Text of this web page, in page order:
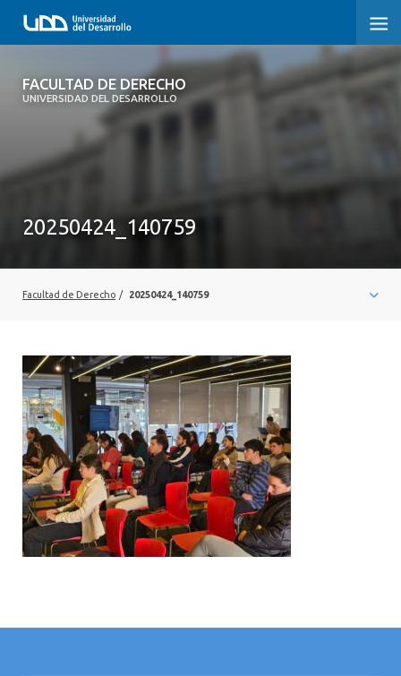
FACULTAD DE DERECHO
UNIVERSIDAD DEL DESARROLLO
FACULTAD DE DERECHO
SOBRE LA FACULTAD
VINCULACIÓN CON EL MEDIO
INTERNACIONAL
20250424_140759
Facultad de Derecho / 20250424_140759